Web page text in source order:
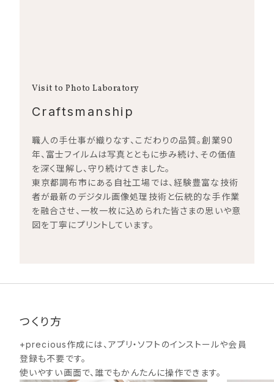
Visit to Photo Laboratory
Craftsmanship
職人の手仕事が織りなす、こだわりの品質。創業90
年、富士フイルムは写真とともに歩み続け、その価値
を深く理解し、守り続けてきました。
東京都調布市にある自社工場では、経験豊富な技術
者が最新のデジタル画像処理技術と伝統的な手作業
を融合させ、一枚一枚に込められた皆さまの思いや意
図を丁寧にプリントしています。
つくり方
+precious作成には、アプリ・ソフトのインストールや会員
登録も不要です。
使いやすい画面で、誰でもかんたんに操作できます。